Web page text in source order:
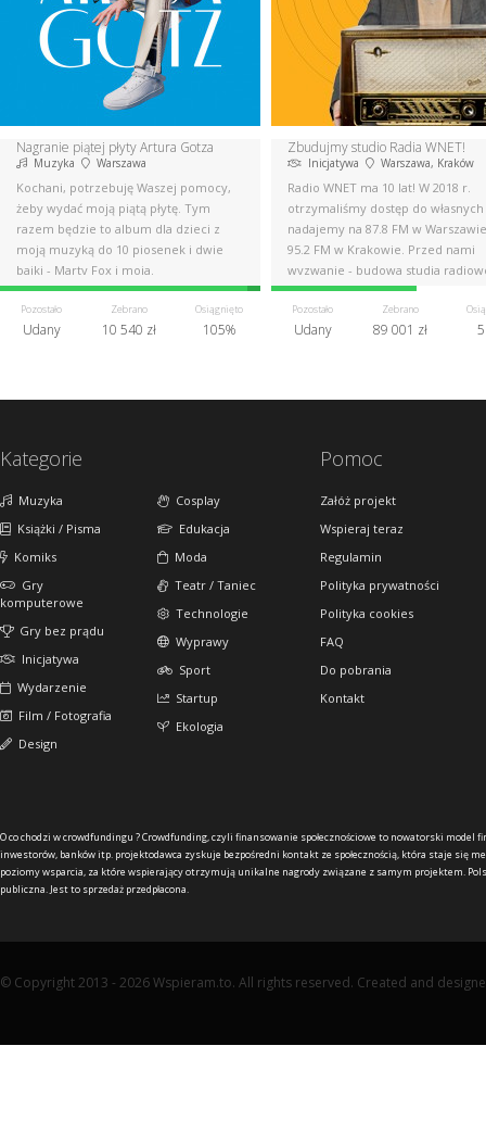
Nagranie piątej płyty Artura Gotza
Muzyka Warszawa
Kochani, potrzebuję Waszej pomocy,
żeby wydać moją piątą płytę. Tym
razem będzie to album dla dzieci z
moją muzyką do 10 piosenek i dwie
bajki - Marty Fox i moja.
Pozostało
Udany
Zebrano
10 540 zł
Osiągnięto
105%
Zbudujmy studio Radia WNET!
Inicjatywa Warszawa, Kraków
Radio WNET ma 10 lat! W 2018 r.
otrzymaliśmy dostęp do
nadajemy na 87.8 FM w
95.2 FM w Krakowie. Przed nami
wyzwanie - budowa studia
Pomóż nam!
Pozostało
Udany
Zebrano
89 001 zł
Kategorie
Muzyka
Książki / Pisma
Komiks
Gry
komputerowe
Gry bez prądu
Inicjatywa
Wydarzenie
Film / Fotografia
Design
Cosplay
Edukacja
Moda
Teatr / Taniec
Technologie
Wyprawy
Sport
Startup
Ekologia
Pomoc
Załóż projekt
Wspieraj teraz
Regulamin
Polityka prywatności
Polityka cookies
FAQ
Do pobrania
Kontakt
O co chodzi w crowdfundingu ?Crowdfunding, czyli finansowanie społecznościowe to nowatorski model
inwestorów, banków itp. projektodawca zyskuje bezpośredni kontakt ze społecznością, która staje się
poziomy wsparcia, za które wspierający otrzymują unikalne nagrody związane z samym projektem.
publiczna. Jest to sprzedaż przedpłacona.
© Copyright 2013 - 2026 Wspieram.to. All rights reserved. Created and